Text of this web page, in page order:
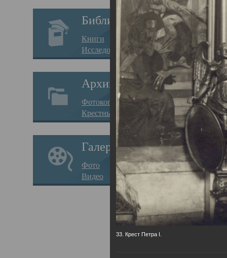
Библиотека
Книги
Исследования
Архив
Фотокопии дел
Крестные ходы
Галерея
Фото
Видео
33. Крест Петра I.